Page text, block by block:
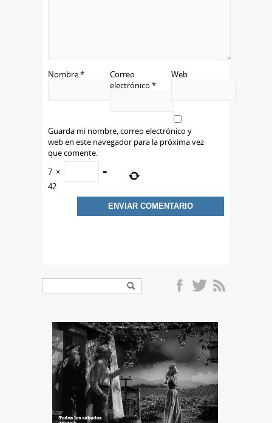
Nombre*
Correo
electrónico *
Web
Guarda mi nombre, correo electrónico y
web en este navegador para la próxima vez
que comente.
7 ×
=
42